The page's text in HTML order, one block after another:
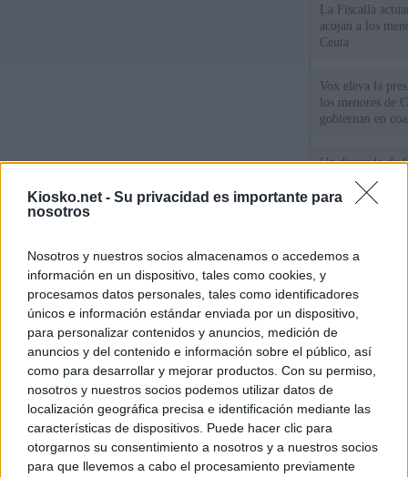
Kiosko.net - Su privacidad es importante para
nosotros
Nosotros y nuestros socios almacenamos o accedemos a
información en un dispositivo, tales como cookies, y
procesamos datos personales, tales como identificadores
únicos e información estándar enviada por un dispositivo,
para personalizar contenidos y anuncios, medición de
anuncios y del contenido e información sobre el público, así
como para desarrollar y mejorar productos. Con su permiso,
nosotros y nuestros socios podemos utilizar datos de
localización geográfica precisa e identificación mediante las
características de dispositivos. Puede hacer clic para
otorgarnos su consentimiento a nosotros y a nuestros socios
para que llevemos a cabo el procesamiento previamente
La Fiscalía
acojan a los
Ceuta
Vox eleva la
los menores de
gobiernan en
Un diputado de
ante la Fiscalía
los inmigrantes”
ministros
de Ceuta
© Kiosko.net Aviso Legal Privacidad y Cookies